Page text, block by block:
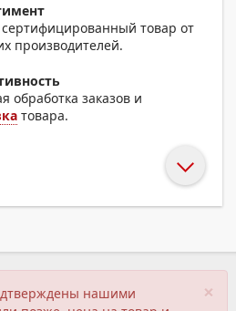
сертифицированный товар от
производителей.
обработка заказов и
товара.
×
нашими